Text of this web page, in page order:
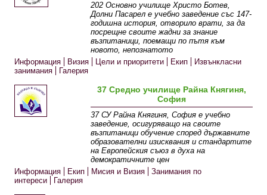
202 Основно училище Христо Ботев,
Долни Пасарел е учебно заведение със 147-
годишна история, отворило врати, за да
посрещне своите жадни за знание
възпитаници, поемащи по пътя към
новото, непознатото
Информация
Визия Цели и приоритети Екип
Извънкласни
занимания
Галерия
37 Средно училище Райна Княгиня,
София
37 СУ Райна Княгиня, София е учебно
заведение, осигуряващо на своите
възпитаници обучение според държавните
образователни изисквания и стандартите
на Европейския съюз в духа на
демократичните цен
Информация
Екип Мисия и Визия
Занимания по
интереси
Галерия